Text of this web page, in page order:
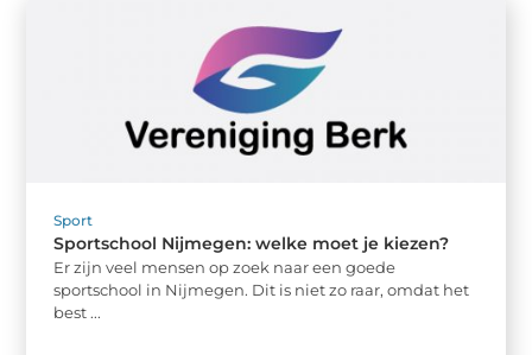
Sport
Sportschool Nijmegen: welke moet je kiezen?
Er zijn veel mensen op zoek naar een goede
sportschool in Nijmegen. Dit is niet zo raar, omdat het
best ...